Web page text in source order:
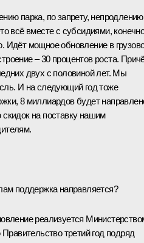
парка, по запрету, непродлению
всё вместе с субсидиями,
Идёт мощное обновление в
– 30 процентов роста.
двух с половиной лет. Мы
И на следующий год тоже
8 миллиардов будет
на поставку нашим
поддержка направляется?
реализуется
Правительство третий год подряд